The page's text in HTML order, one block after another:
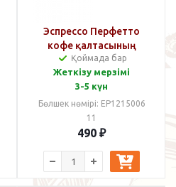
Эспрессо Перфетто
кофе қалтасының
қысқышы
Қоймада бар
Жеткізу мерзімі
3-5 күн
Бөлшек нөмірі: EP1215006
11
490 ₽